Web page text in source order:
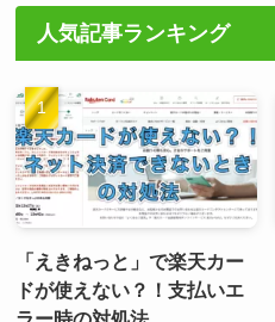
人気記事ランキング
「えきねっと」で楽天カー
ドが使えない？！支払いエ